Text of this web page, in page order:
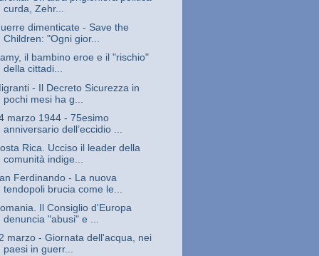
curda, Zehr...
dimenticate - Save the
Children: "Ogni gior...
il bambino eroe e il "rischio"
della cittadi...
- Il Decreto Sicurezza in
pochi mesi ha g...
marzo 1944 - 75esimo
anniversario dell’eccidio ...
Rica. Ucciso il leader della
comunità indige...
Ferdinando - La nuova
tendopoli brucia come le...
Il Consiglio d'Europa
denuncia "abusi" e ...
marzo - Giornata dell'acqua, nei
paesi in guerr...